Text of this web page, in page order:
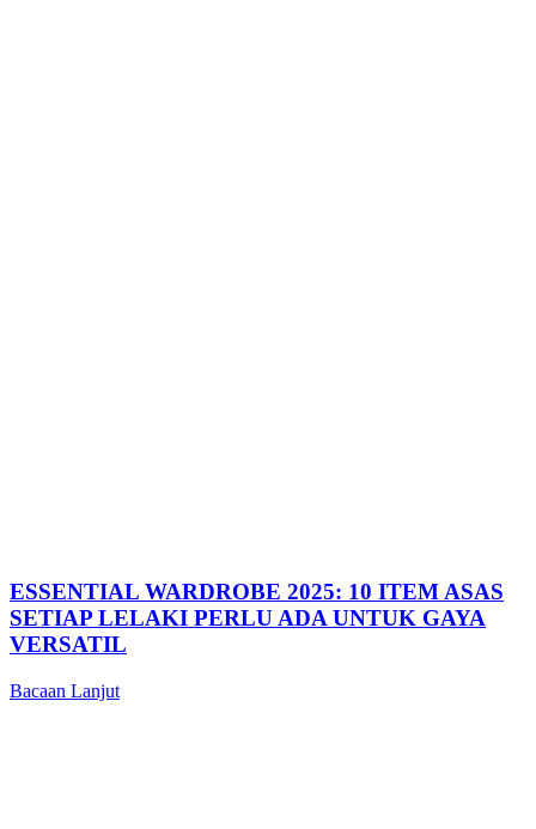
ESSENTIAL WARDROBE 2025: 10 ITEM ASAS
SETIAP LELAKI PERLU ADA UNTUK GAYA
VERSATIL
Bacaan Lanjut